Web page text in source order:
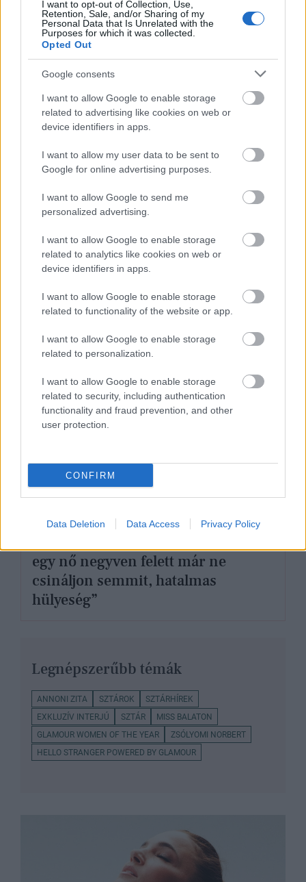
I want to opt-out of Collection, Use,
Retention, Sale, and/or Sharing of my
Personal Data that Is Unrelated with the
Purposes for which it was collected.
Opted Out
Google consents
I want to allow Google to enable storage
related to advertising like cookies on web or
device identifiers in apps.
I want to allow my user data to be sent to
Google for online advertising purposes.
I want to allow Google to send me
personalized advertising.
I want to allow Google to enable storage
related to analytics like cookies on web or
device identifiers in apps.
I want to allow Google to enable storage
related to functionality of the website or app.
I want to allow Google to enable storage
related to personalization.
I want to allow Google to enable storage
related to security, including authentication
functionality and fraud prevention, and other
user protection.
CONFIRM
Data Deletion Data Access Privacy Policy
SZTÁRHÍREK
Annoni Zita álomszép fotósorozata
után nehéz szavakat találni, egészen
új arcát mutatta rajtuk
GLAMOUR HOROSZKÓP
asztrológiai képletén keresztül
végre megérted, miért vagy olyan
különleges
egy nő negyven felett már ne
csináljon semmit, hatalmas
hülyeség”
Legnépszerűbb témák
ANNONI ZITA SZTÁROK
SZTÁRHÍREK
EXKLUZÍV INTERJÚ
SZTÁR
MISS BALATON
GLAMOUR WOMEN OF THE YEAR
ZSÓLYOMI NORBERT
HELLO STRANGER POWERED BY GLAMOUR